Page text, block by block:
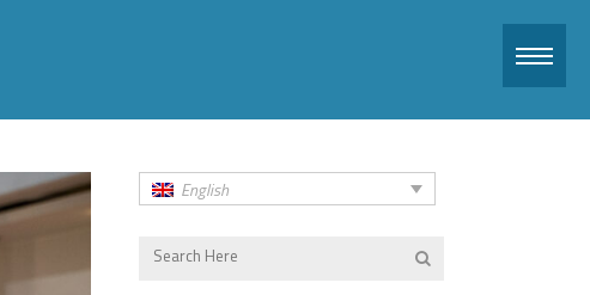
English